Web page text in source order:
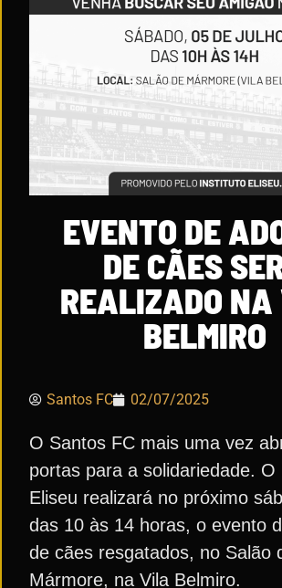
EVENTO DE
DE CÃES
REALIZADO
BELMIRO
Santos FC 02/07/2025
O Santos FC mais uma vez
portas para a solidariedade. O
Eliseu realizará no próximo
das 10 às 14 horas, o evento
de cães resgatados, no Salão
Mármore, na Vila Belmiro.